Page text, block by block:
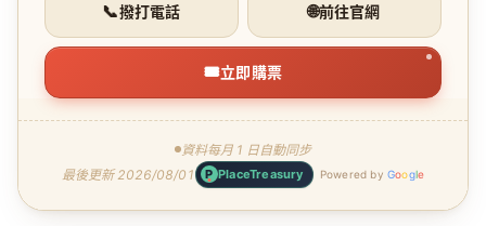
📞撥打電話 🌐前往官網
🎟立即購票
資料每月 1 日自動同步
最後更新 2026/08/01
P PlaceTreasury Powered by Google